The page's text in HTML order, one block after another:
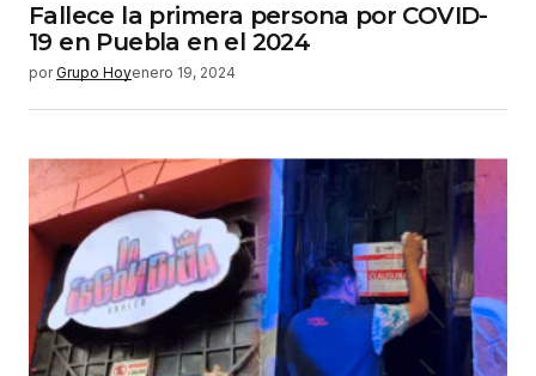
Fallece la primera persona por COVID-
19 en Puebla en el 2024
por Grupo Hoyenero 19, 2024